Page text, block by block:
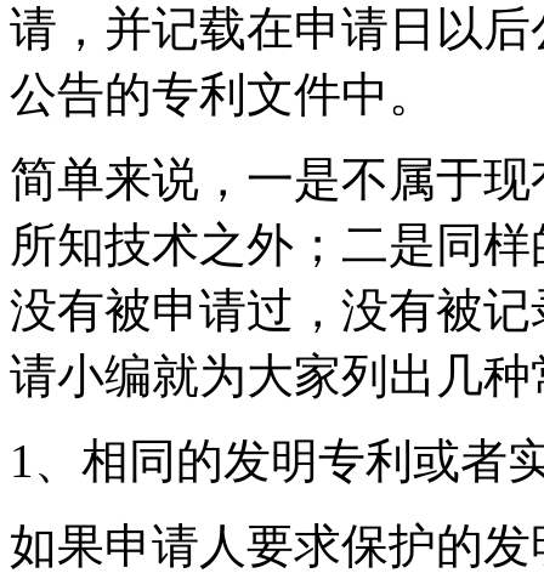
请，并记载在申请日以
公告的专利文件中。
简单来说，一是不属于
所知技术之外；二是同
没有被申请过，没有被
请小编就为大家列出几
1、相同的发明专利或者
如果申请人要求保护的